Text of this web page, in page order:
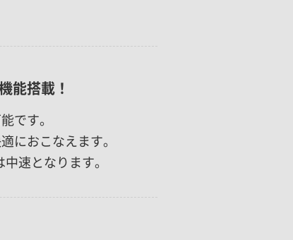
能搭載！
です。
におこなえます。
速となります。